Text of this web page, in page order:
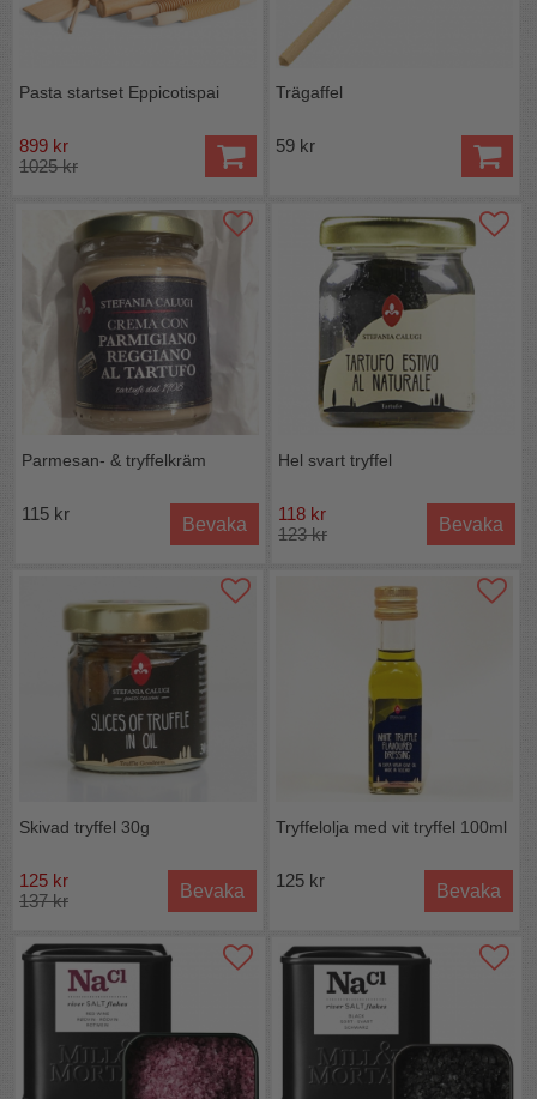
Pasta startset Eppicotispai
899 kr
1025 kr
Trägaffel
59 kr
Parmesan- & tryffelkräm
115 kr
Bevaka
Hel svart tryffel
118 kr
123 kr
Bevaka
Skivad tryffel 30g
125 kr
137 kr
Bevaka
Tryffelolja med vit tryffel 100ml
125 kr
Bevaka